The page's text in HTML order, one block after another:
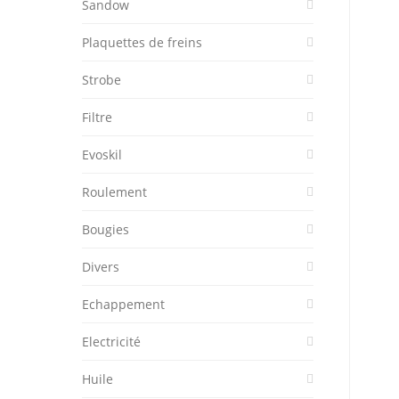
Sandow
Plaquettes de freins
Strobe
Filtre
Evoskil
Roulement
Bougies
Divers
Echappement
Electricité
Huile